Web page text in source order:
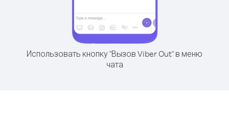
Использовать кнопку "Вызов Viber Out" в меню
чата